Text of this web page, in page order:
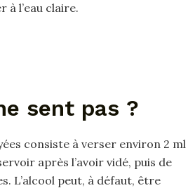
à l’eau claire.
sent pas ?
consiste à verser environ 2 ml
après l’avoir vidé, puis de
L’alcool peut, à défaut, être